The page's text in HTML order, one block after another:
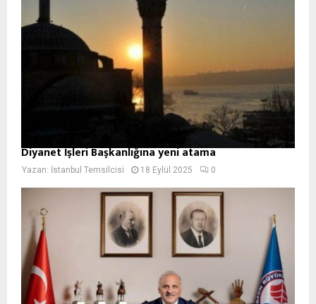
Diyanet İşleri Başkanlığına yeni atama
Yazan: İstanbul Temsilcisi 18 Eylül 2025 0